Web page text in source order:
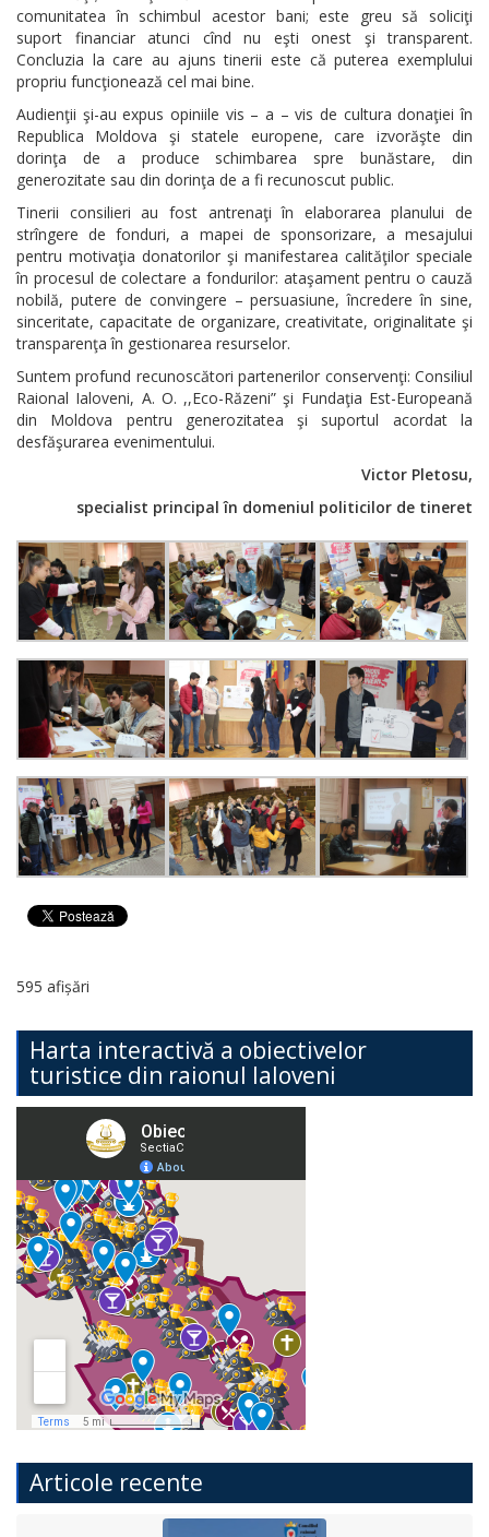
comunitatea în schimbul acestor bani; este greu să soliciţi
suport financiar atunci cînd nu eşti onest şi transparent.
Concluzia la care au ajuns tinerii este că puterea exemplului
propriu funcţionează cel mai bine.
Audienţii şi-au expus opiniile vis – a – vis de cultura donaţiei în
Republica Moldova şi statele europene, care izvorăşte din
dorinţa de a produce schimbarea spre bunăstare, din
generozitate sau din dorinţa de a fi recunoscut public.
Tinerii consilieri au fost antrenaţi în elaborarea planului de
strîngere de fonduri, a mapei de sponsorizare, a mesajului
pentru motivaţia donatorilor şi manifestarea calităţilor speciale
în procesul de colectare a fondurilor: ataşament pentru o cauză
nobilă, putere de convingere – persuasiune, încredere în sine,
sinceritate, capacitate de organizare, creativitate, originalitate şi
transparenţa în gestionarea resurselor.
Suntem profund recunoscători partenerilor conservenţi: Consiliul
Raional Ialoveni, A. O. ,,Eco-Răzeni” şi Fundaţia Est-Europeană
din Moldova pentru generozitatea şi suportul acordat la
desfăşurarea evenimentului.
Victor Pletosu,
specialist principal în domeniul politicilor de tineret
595 afișări
Harta interactivă a obiectivelor
turistice din raionul Ialoveni
Articole recente